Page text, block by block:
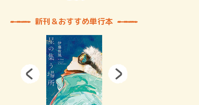
新刊＆おすすめ単行本